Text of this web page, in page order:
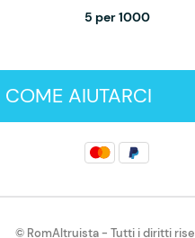
5 per 1000
COME AIUTARCI
© RomAltruista - Tutti i diritti